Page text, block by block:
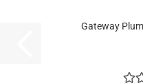
Gateway